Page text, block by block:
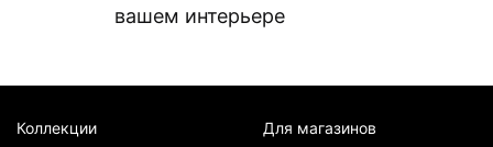
вашем интерьере
Коллекции
Для магазинов